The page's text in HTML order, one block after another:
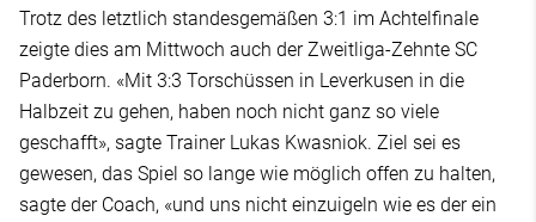
Trotz des letztlich standesgemäßen 3:1 im Achtelfinale
zeigte dies am Mittwoch auch der Zweitliga-Zehnte SC
Paderborn. «Mit 3:3 Torschüssen in Leverkusen in die
Halbzeit zu gehen, haben noch nicht ganz so viele
geschafft», sagte Trainer Lukas Kwasniok. Ziel sei es
gewesen, das Spiel so lange wie möglich offen zu halten,
sagte der Coach, «und uns nicht einzuigeln wie es der ein